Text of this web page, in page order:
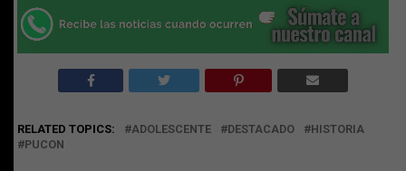
RELATED TOPICS: ADOLESCENTE DESTACADO
HISTORIA
PUCON